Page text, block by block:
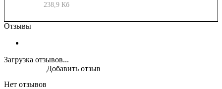
238,9 Кб
Отзывы
Загрузка отзывов...
Нет отзывов
Добавить отзыв